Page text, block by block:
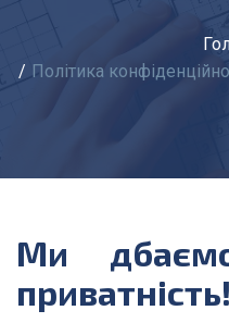
Політика
Ми дбаємо про вашу
приватність!